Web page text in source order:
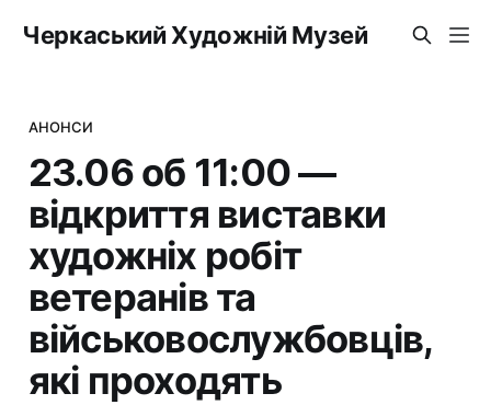
Черкаський Художній Музей
АНОНСИ
23.06 об 11:00 —
відкриття виставки
художніх робіт
ветеранів та
військовослужбовців,
які проходять